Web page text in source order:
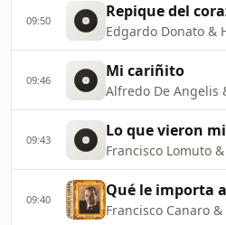
09:50 Repique del
09:46 Mi cariñito
09:43 Lo que vieron
09:40 Qué le importa
Francisco Canaro